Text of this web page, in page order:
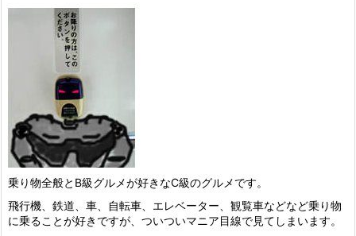
乗り物全般とB級グルメが好きなC級のグルメです。
飛行機、鉄道、車、自転車、エレベーター、観覧車などなど乗り物
に乗ることが好きですが、ついついマニア目線で見てしまいます。